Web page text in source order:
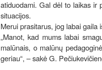
atiduodami. Gal dėl to laikas ir
situacijos.
Merui prasitarus, jog labai gaila
„Manot, kad mums labai
malūnais, o malūnų
geriau“, – sakė G.